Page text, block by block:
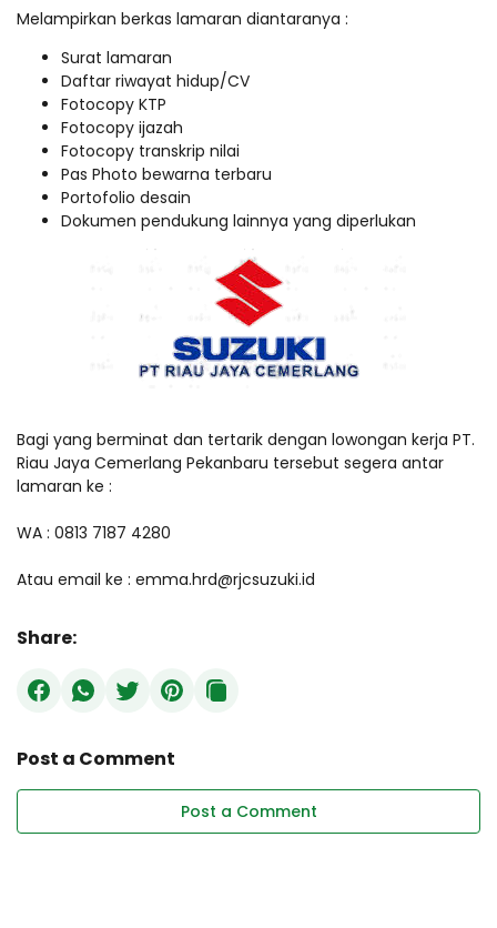
Melampirkan berkas lamaran diantaranya :
Surat lamaran
Daftar riwayat hidup/CV
Fotocopy KTP
Fotocopy ijazah
Fotocopy transkrip nilai
Pas Photo bewarna terbaru
Portofolio desain
Dokumen pendukung lainnya yang diperlukan
Bagi yang berminat dan tertarik dengan lowongan kerja PT.
Riau Jaya Cemerlang Pekanbaru tersebut segera antar
lamaran ke :
WA : 0813 7187 4280
Atau email ke : emma.hrd@rjcsuzuki.id
Share:
Post a Comment
Post a Comment